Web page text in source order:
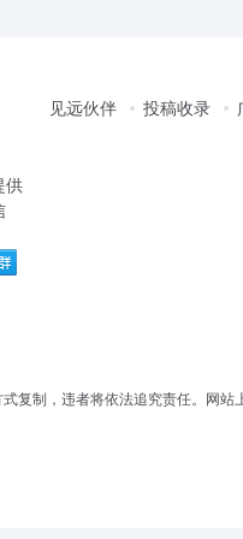
供
见远伙伴 投稿收录
制，违者将依法追究责任。网站